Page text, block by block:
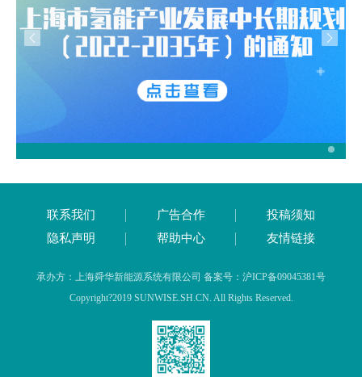
联系我们 广告合作
投稿须知
隐私声明
帮助中心 友情链接
承办方：上海舜华新能源系统有限公司 备案号：沪ICP备09045381号
Copyright?2019 SUNWISE.SH.CN. All Rights Reserved.